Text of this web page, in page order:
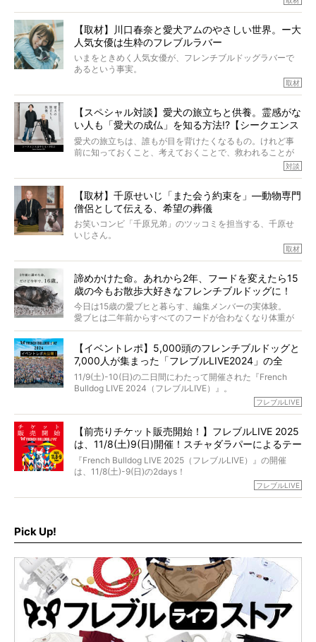
ぼくらは上沼恵美子さんのご自宅へ伺って、お話をきこう
と思った。
カエピソードが次から次へと飛び出しました。
【取材】川口春奈と愛犬アムのやさしい世界。ー大
人気女優は生粋のフレブルラバー
いまをときめく人気女優が、フレンチブルドッグラバーで
あるという事実。
とりを目の当たりにするほどに、そのフレンチブルドッグ
愛がわたしたちのそれとまったく同じであることに、なん
だかうれしくなってしまったのでした。
春奈さんとアムちゃんのすてきな暮らしを、BUHI編集長の
小西がいつくしみながら、切り取らせていただきます。
取材
【スペシャル対談】愛犬の旅立ちと供養。霊感がな
い人も「愛犬の成仏」を知る方法!?【シークエンス
はやとも×PELI】
愛犬の旅立ちは、誰もが目を背けたくなるもの。けれど事
前に知っておくこと、考えておくことで、救われることが
力をもつお笑い芸人「シークエンスはやとも」さんに、愛
犬の旅立ちや供養についてインタビュー。
インタビュアー兼対談相手は、大の犬好きで心霊分野の知
識にも長けているPELIさん。
「愛犬が旅立ったあと、ベッドやおもちゃはどうすればい
くれる？」
さらには、霊感がない人でも愛犬が成仏したことを知る方
法まで。
お笑い芸人だからこそ暗くなりすぎない、むしろ心がスッ
と軽くなる。
永久保存版のスペシャル対談です！
対談
【取材】千原せいじ「また会う約束を」―動物専門
僧侶として伝える、希望の葬儀
お笑いコンビ「千原兄弟」のツッコミを担当する、千原せ
いじさん。
た。
僧侶としての名は「靖賢（せいけん）」。
当時54歳という年齢にして、なぜ動物専門僧侶という道を
選んだのか。
また、愛犬の旅立ちとどのように向き合うべきなのか。
た。
取材
諦めかけた命。あれから2年、フードを変えたら15
歳の今もお散歩大好きなフレンチブルドッグに！
今日は15歳の愛ブヒと暮らす、編集メンバーの実体験。
愛ブヒは二年前からすべてのフードが合わなくなり体重が
激減。検査をしても異常はなく「年齢のせいですね…」と言
もう諦めるしかないのかな…そんなとき、我が家に届いたの
が「THE fu-do(ザ・フード)」の試食品でした。
そして「THE fu-do(ザ・フード)」を食べつづけて二年、愛
ブヒは15歳になり、今も元気にお散歩をしています。
今回は、二年前の絶望から今までを包み隠さず、時系列で
【イベントレポ】5,000頭のフレンチブルドッグと
7,000人が集まった「フレブルLIVE2024」の全
貌！
11/9(土)-10(日)の二日間にわたって開催された『French
Bulldog LIVE 2024（フレブルLIVE）』。
今年はのべ5,000頭のフレンチブルドッグと7,000人のフレ
day1の司会はフレブルラバーのロッチさん。day2の音楽フ
ェスには世代ど真ん中のPUFFYが出演するなど、例年以上
に豪華なラインナップ。
北は北海道、南は鹿児島県から。全国のフレンチブルドッ
グが一堂に会した「フレブルLIVE2024」の模様を、詳しく
フレブルLIVE
【前売りチケット販売開始！】フレブルLIVE 2025
は、11/8(土)9(日)開催！スチャダラパーによるテー
マソング制作も決定
『French Bulldog LIVE 2025（フレブルLIVE）』の開催
は、11/8(土)-9(日)の2days！
お得な前売りチケット、いよいよ販売スタートです！
ど、内容盛りだくさんでお送りしていますので、最後まで
お見逃しなく！
フレブルLIVE
Pick Up!